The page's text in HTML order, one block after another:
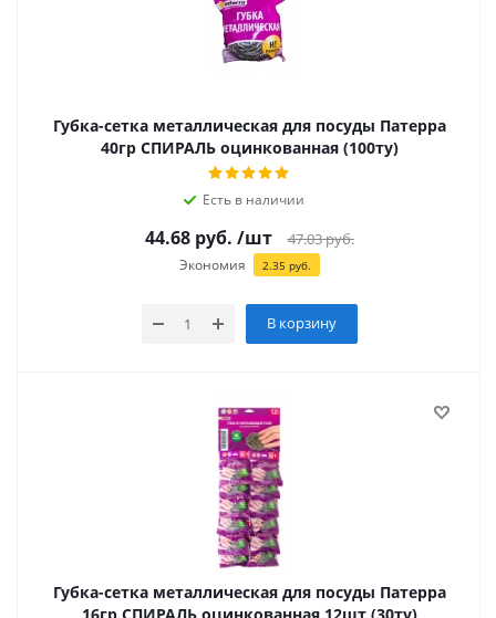
Губка-сетка металлическая для посуды Патерра
40гр СПИРАЛЬ оцинкованная (100ту)
Есть в наличии
44.68руб. /шт 47.03руб.
Экономия 2.35 руб.
В корзину
Губка-сетка металлическая для посуды Патерра